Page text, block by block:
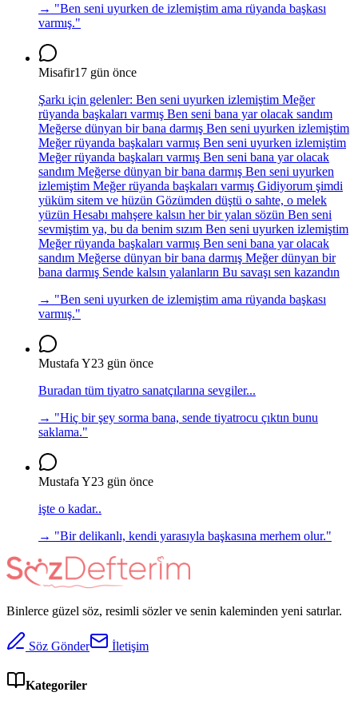
→ "Ben seni uyurken de izlemiştim ama rüyanda başkası
varmış."
Misafir17 gün önce
Şarkı için gelenler: Ben seni uyurken izlemiştim Meğer
rüyanda başkaları varmış Ben seni bana yar olacak sandım
Meğerse dünyan bir bana darmış Ben seni uyurken izlemiştim
Meğer rüyanda başkaları varmış Ben seni uyurken izlemiştim
Meğer rüyanda başkaları varmış Ben seni bana yar olacak
sandım Meğerse dünyan bir bana darmış Ben seni uyurken
izlemiştim Meğer rüyanda başkaları varmış Gidiyorum şimdi
yüküm sitem ve hüzün Gözümden düştü o sahte, o melek
yüzün Hesabı mahşere kalsın her bir yalan sözün Ben seni
sevmiştim ya, bu da benim sızım Ben seni uyurken izlemiştim
Meğer rüyanda başkaları varmış Ben seni bana yar olacak
sandım Meğerse dünyan bir bana darmış Meğer dünyan bir
bana darmış Sende kalsın yalanların Bu savaşı sen kazandın
→ "Ben seni uyurken de izlemiştim ama rüyanda başkası
varmış."
Mustafa Y23 gün önce
Buradan tüm tiyatro sanatçılarına sevgiler...
→ "Hiç bir şey sorma bana, sende tiyatrocu çıktın bunu
saklama."
Mustafa Y23 gün önce
işte o kadar..
→ "Bir delikanlı, kendi yarasıyla başkasına merhem olur."
Binlerce güzel söz, resimli sözler ve senin kaleminden yeni satırlar.
Söz Gönder İletişim
Kategoriler